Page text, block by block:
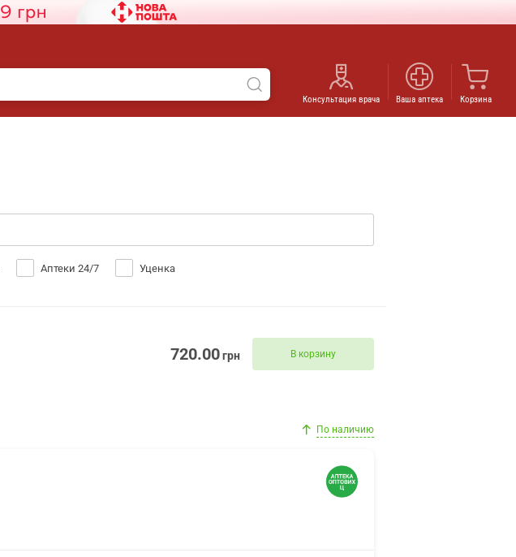
Консультация врача Ваша аптека Корзина
Аптеки 24/7 Уценка
720.00грн В корзину
По наличию